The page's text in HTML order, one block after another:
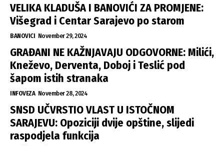
VELIKA KLADUŠA I BANOVIĆI ZA PROMJENE:
Višegrad i Centar Sarajevo po starom
BANOVICI November 29, 2024
GRAĐANI NE KAŽNJAVAJU ODGOVORNE: Milići,
Kneževo, Derventa, Doboj i Teslić pod
šapom istih stranaka
INFOVEZA November 28, 2024
SNSD UČVRSTIO VLAST U ISTOČNOM
SARAJEVU: Opoziciji dvije opštine, slijedi
raspodjela funkcija